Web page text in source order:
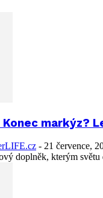
Konec
- 21 července,
doplněk, kterým světu